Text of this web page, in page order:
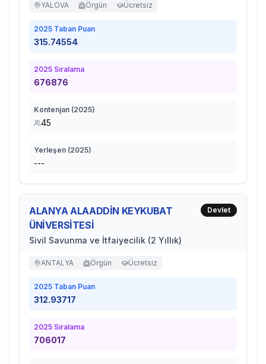
YALOVA Örgün Ücretsiz
2025 Taban Puan
315.74554
2025 Sıralama
676876
Kontenjan (2025)
45
Yerleşen (2025)
---
ALANYA ALAADDİN KEYKUBAT
ÜNİVERSİTESİ
Sivil Savunma ve İtfaiyecilik (2 Yıllık)
Devlet
ANTALYA Örgün Ücretsiz
2025 Taban Puan
312.93717
2025 Sıralama
706017